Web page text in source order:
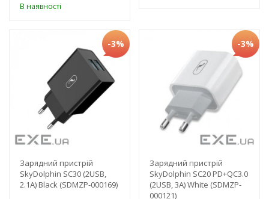
В наявності
-3%
Зарядний пристрій
SkyDolphin SC30 (2USB,
2.1A) Black (SDMZP-000169)
-3%
Зарядний пристрій
SkyDolphin SC20 PD+QC3.0
(2USB, 3A) White (SDMZP-
000121)